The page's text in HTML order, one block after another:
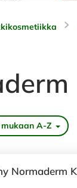
A-Z
Normaderm